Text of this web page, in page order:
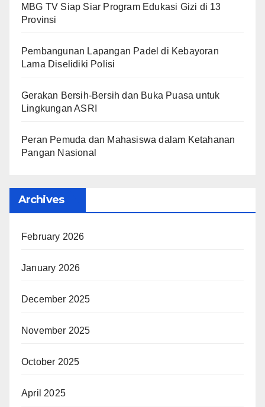
MBG TV Siap Siar Program Edukasi Gizi di 13
Provinsi
Pembangunan Lapangan Padel di Kebayoran
Lama Diselidiki Polisi
Gerakan Bersih-Bersih dan Buka Puasa untuk
Lingkungan ASRI
Peran Pemuda dan Mahasiswa dalam Ketahanan
Pangan Nasional
Archives
February 2026
January 2026
December 2025
November 2025
October 2025
April 2025